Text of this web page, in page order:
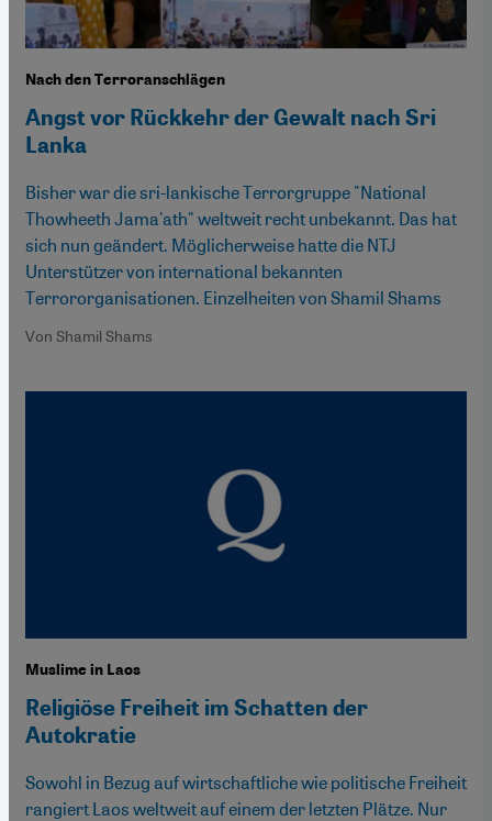
Nach den Terroranschlägen
Angst vor Rückkehr der Gewalt nach Sri
Lanka
Bisher war die sri-lankische Terrorgruppe "National
Thowheeth Jama'ath" weltweit recht unbekannt. Das hat
sich nun geändert. Möglicherweise hatte die NTJ
Unterstützer von international bekannten
Terrororganisationen. Einzelheiten von Shamil Shams
Von Shamil Shams
Muslime in Laos
Religiöse Freiheit im Schatten der
Autokratie
Sowohl in Bezug auf wirtschaftliche wie politische Freiheit
rangiert Laos weltweit auf einem der letzten Plätze. Nur